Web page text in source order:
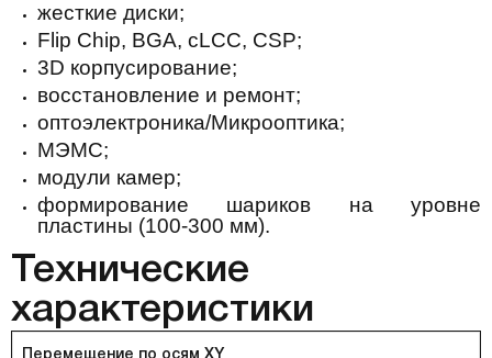
жесткие диски;
Flip Chip, BGA, cLCC, CSP;
3D корпусирование;
восстановление и ремонт;
оптоэлектроника/Микрооптика;
МЭМС;
модули камер;
формирование шариков на уровне
пластины (100-300 мм).
Технические
характеристики